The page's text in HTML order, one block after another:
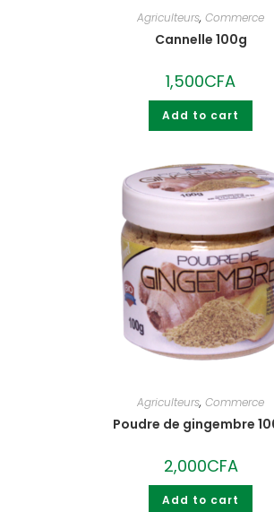
Agriculteurs, Commerce
Cannelle 100g
1,500CFA
Add to cart
Agriculteurs, Commerce
Poudre de gingembre
2,000CFA
Add to cart